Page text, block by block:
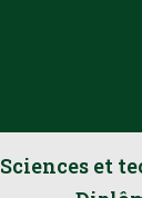
Sciences et